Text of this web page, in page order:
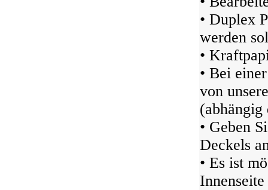
• Duplex
werden
•
• Bei
von
(abhängig
• Geben
Deckels
• Es ist